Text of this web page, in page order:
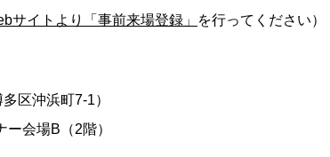
サイトより「事前来場登録」 を行ってください）
区沖浜町7-1）
会場B（2階）